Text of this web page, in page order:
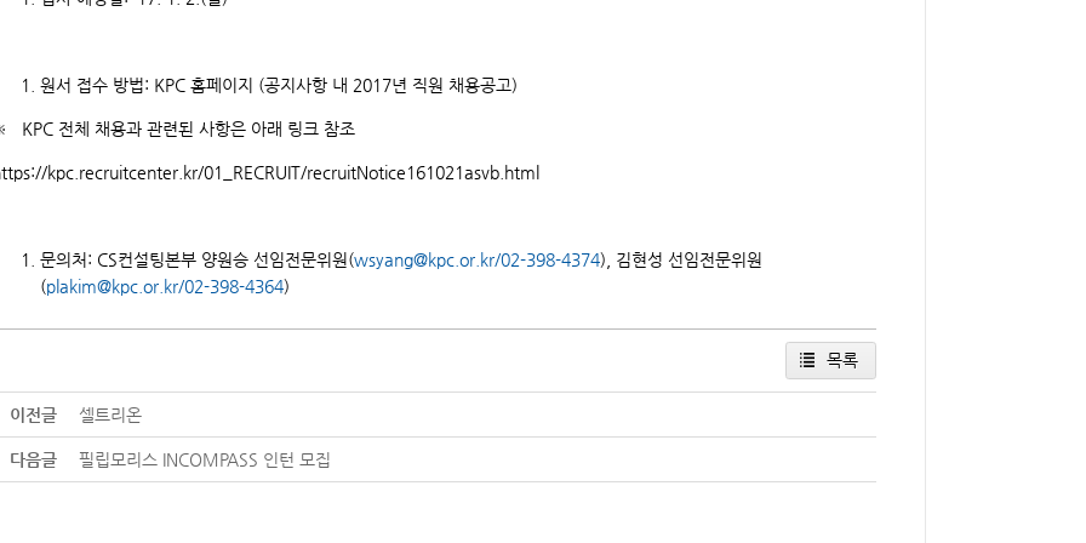
원서 접수 방법: KPC 홈페이지 (공지사항 내 2017년 직원 채용공고)
KPC 전체 채용과 관련된 사항은 아래 링크 참조
kpc.recruitcenter.kr/01_RECRUIT/recruitNotice161021asvb.html
문의처: CS컨설팅본부 양원승 선임전문위원(wsyang@kpc.or.kr/02-398-4374), 김현성 선임전문위원
(plakim@kpc.or.kr/02-398-4364)
목록
이전글 셀트리온
다음글 필립모리스 INCOMPASS 인턴 모집